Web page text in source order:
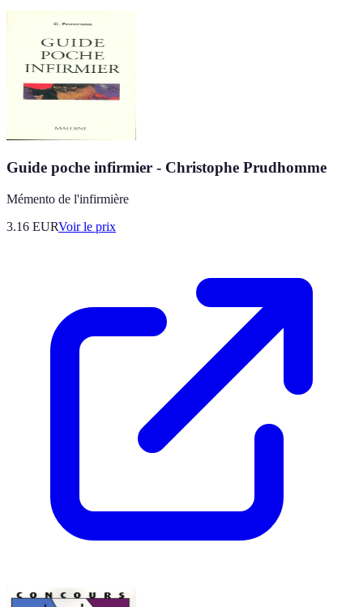
Guide poche infirmier - Christophe Prudhomme
Mémento de l'infirmière
3.16 EURVoir le prix